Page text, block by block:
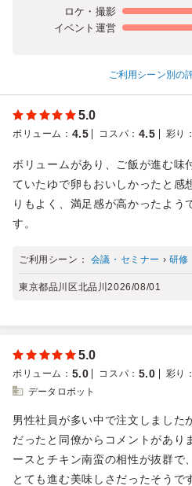
ロケ・撮影
イベント運営
ご利用シーン別の
5.0
ボリューム ： 4.5 コスパ ： 4.5 彩り
ボリュームがあり、ご飯が進む味
ていたゆで卵もおいしかったと感
りもよく、満足感が高かったよう
す。
ご利用シーン： 会議・セミナー › 研修
東京都品川区北品川2026/08/01
5.0
ボリューム ： 5.0 コスパ ： 5.0 彩り
データロボット
男性社員が多い中で注文しました
だったと同僚からコメントがあり
ースとチキン南蛮の相性が抜群で
とても進む美味しさだったそうで